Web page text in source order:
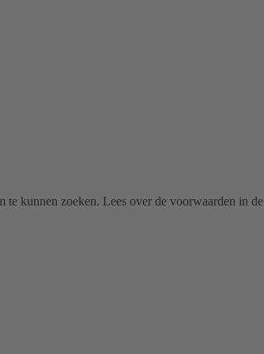
te kunnen zoeken. Lees over de voorwaarden in de